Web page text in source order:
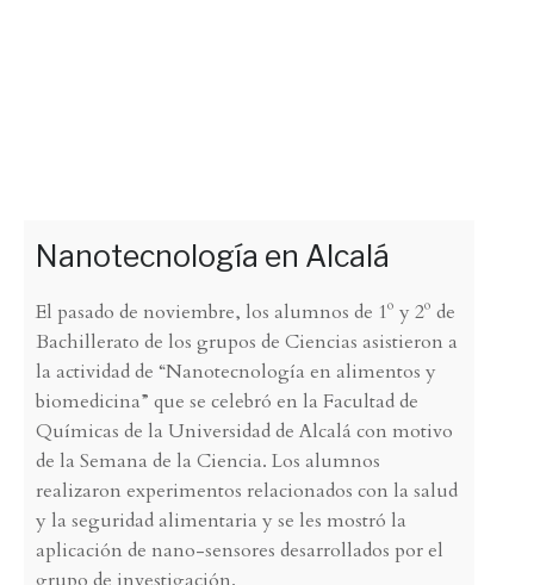
Nanotecnología en Alcalá
El pasado de noviembre, los alumnos de 1º y 2º de
Bachillerato de los grupos de Ciencias asistieron a
la actividad de “Nanotecnología en alimentos y
biomedicina” que se celebró en la Facultad de
Químicas de la Universidad de Alcalá con motivo
de la Semana de la Ciencia. Los alumnos
realizaron experimentos relacionados con la salud
y la seguridad alimentaria y se les mostró la
aplicación de nano-sensores desarrollados por el
grupo de investigación.